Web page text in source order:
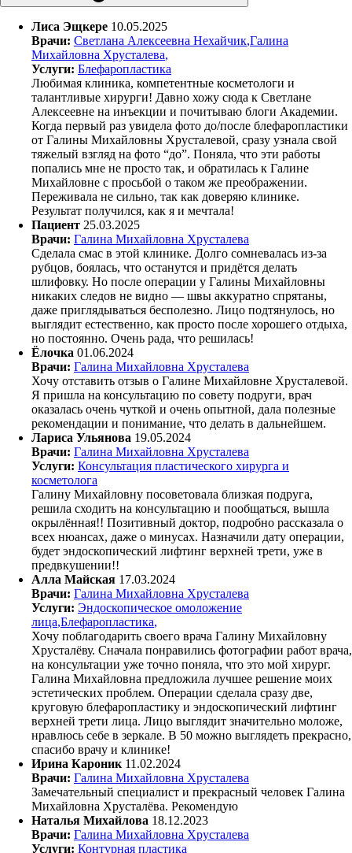
Лиса Эщкере 10.05.2025
Врачи: Светлана Алексеевна Нехайчик,Галина
Михайловна Хрусталева,
Услуги: Блефаропластика
Любимая клиника, компетентные косметологи и
талантливые хирурги! Давно хожу сюда к Светлане
Алексеевне на инъекции и почитываю блоги Академии.
Когда первый раз увидела фото до/после блефаропластики
от Галины Михайловны Хрусталевой, сразу узнала свой
тяжелый взгляд на фото “до”. Поняла, что эти работы
попались мне не просто так, и обратилась к Галине
Михайловне с просьбой о таком же преображении.
Переживала не сильно, так как доверяю клинике.
Результат получился, как я и мечтала!
Пациент 25.03.2025
Врачи: Галина Михайловна Хрусталева
Сделала смас в этой клинике. Долго сомневалась из-за
рубцов, боялась, что останутся и придётся делать
шлифовку. Но после операции у Галины Михайловны
никаких следов не видно — швы аккуратно спрятаны,
даже приглядываться бесполезно. Лицо подтянулось, но
выглядит естественно, как просто после хорошего отдыха,
но постоянно. Очень рада, что решилась!
Ёлочка 01.06.2024
Врачи: Галина Михайловна Хрусталева
Хочу отставить отзыв о Галине Михайловне Хрусталевой.
Я пришла на консультацию по совету подруги, врач
оказалась очень чуткой и очень опытной, дала полезные
рекомендации и понимание, что делать в дальнейшем.
​Лариса Ульянова 19.05.2024
Врачи: Галина Михайловна Хрусталева
Услуги: Консультация пластического хирурга и
косметолога
Галину Михайловну посоветовала близкая подруга,
решила сходить на консультацию и пообщаться, вышла
окрылённая!! Позитивный доктор, подробно рассказала о
всех нюансах, даже о минусах. Назначили дату операции,
будет эндоскопический лифтинг верхней трети, уже в
предвкушении!!
Алла Майская 17.03.2024
Врачи: Галина Михайловна Хрусталева
Услуги: Эндоскопическое омоложение
лица,Блефаропластика,
Хочу поблагодарить своего врача Галину Михайловну
Хрусталёву. Сначала понравились фотографии работ врача,
на консультации уже точно поняла, что это мой хирург.
Галина Михайловна предложила лучшее решение моих
эстетических проблем. Операции сделала сразу две,
круговую блефаропластику и эндоскопический лифтинг
верхней трети лица. Лицо выглядит значительно моложе,
нравлюсь себе в зеркале. В 50 можно выглядеть прекрасно,
спасибо врачу и клинике!
Ирина Кароник 11.02.2024
Врачи: Галина Михайловна Хрусталева
Замечательный специалист и прекрасный человек Галина
Михайловна Хрусталёва. Рекомендую
​Наталья Михайлова 18.12.2023
Врачи: Галина Михайловна Хрусталева
Услуги: Контурная пластика